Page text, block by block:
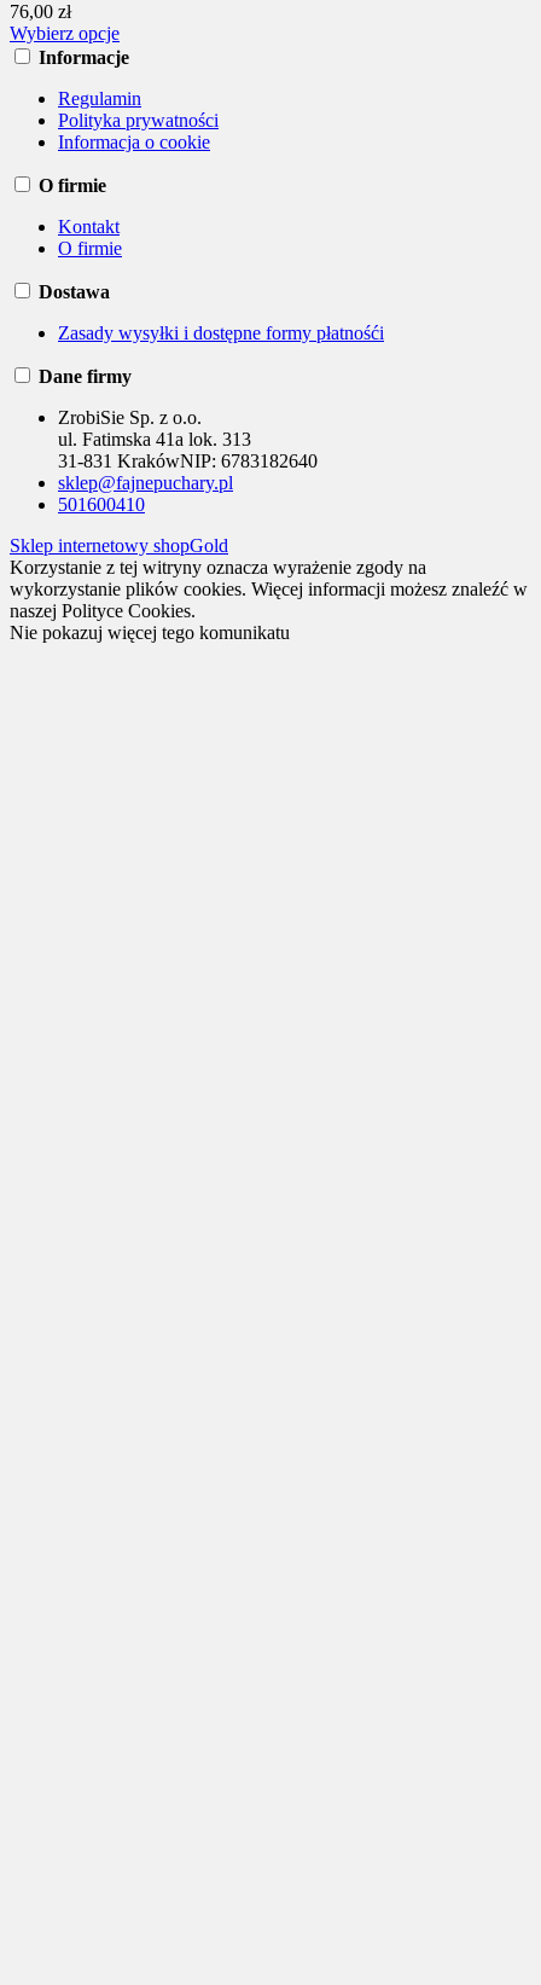
76,00 zł
Wybierz opcje
Informacje
Regulamin
Polityka prywatności
Informacja o cookie
O firmie
Kontakt
O firmie
Dostawa
Zasady wysyłki i dostępne formy płatnośći
Dane firmy
ZrobiSie Sp. z o.o.
ul. Fatimska 41a lok. 313
31-831 KrakówNIP: 6783182640
sklep@fajnepuchary.pl
501600410
Sklep internetowy shopGold
Korzystanie z tej witryny oznacza wyrażenie zgody na
wykorzystanie plików cookies. Więcej informacji możesz znaleźć w
naszej Polityce Cookies.
Nie pokazuj więcej tego komunikatu